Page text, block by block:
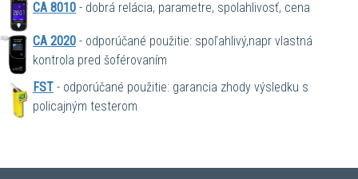
CA 8010 - dobrá relácia, parametre, spolahlivosť, cena
CA 2020 - odporúčané použitie: spoľahlivý,napr vlastná
kontrola pred šoférovaním
FST - odporúčané použitie: garancia zhody výsledku s
policajným testerom